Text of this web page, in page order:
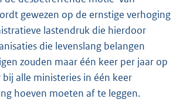
gewezen op de ernstige verhoging
lastendruk die hierdoor
die levenslang belangen
zouden maar één keer per jaar op
alle ministeries in één keer
hoeven moeten af te leggen.